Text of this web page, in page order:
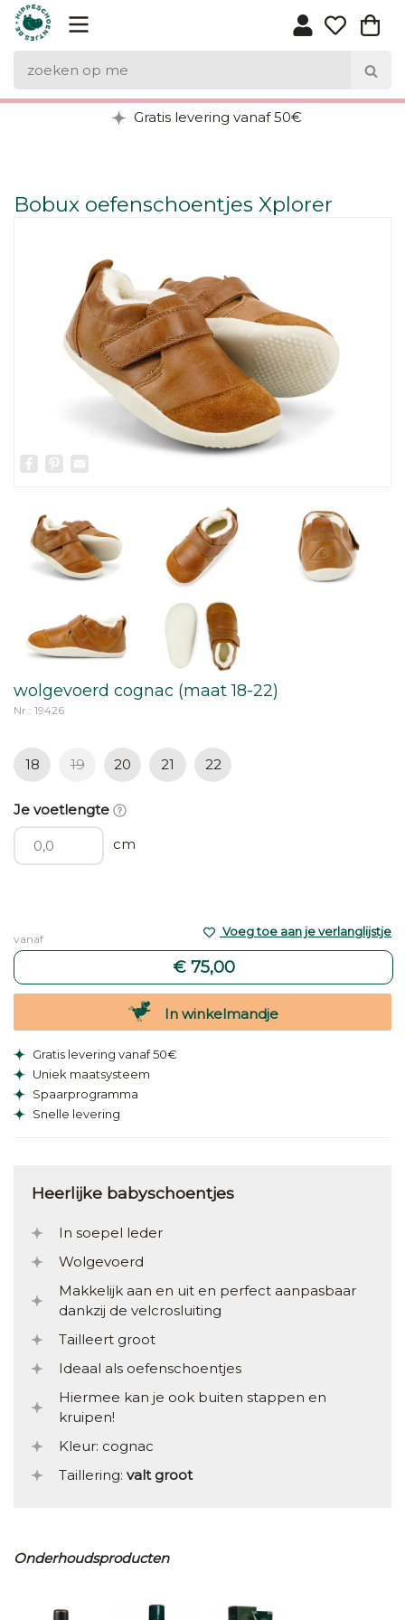
Gratis levering vanaf 50€
Bobux oefenschoentjes Xplorer
Facebook
Pinterest
wolgevoerd cognac (maat 18-22)
Nr.: 19426
18 19 20 21 22
Je voetlengte
cm
vanaf
€ 75,00
Voeg toe aan je verlanglijstje
In winkelmandje
Gratis levering vanaf 50€
Uniek maatsysteem
Spaarprogramma
Snelle levering
Heerlijke babyschoentjes
In soepel leder
Wolgevoerd
Makkelijk aan en uit en perfect aanpasbaar
dankzij de velcrosluiting
Tailleert groot
Ideaal als oefenschoentjes
Hiermee kan je ook buiten stappen en
kruipen!
Kleur: cognac
Taillering: valt groot
Onderhoudsproducten